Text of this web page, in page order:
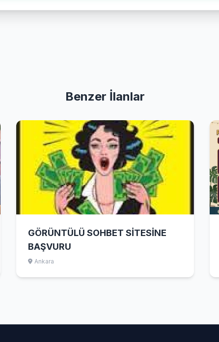
Benzer İlanlar
GÖRÜNTÜLÜ SOHBET SİTESİNE
BAŞVURU
Ankara